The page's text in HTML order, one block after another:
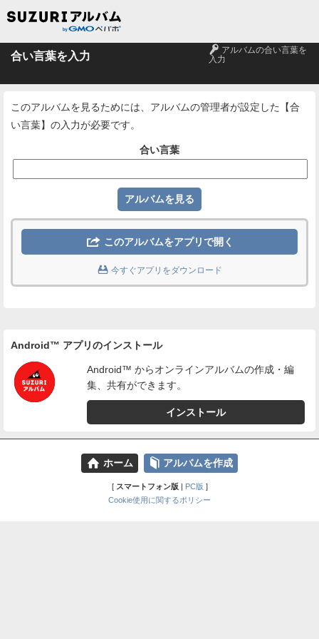
合い言葉を入力 🔑 アルバムの合い言葉を
入力
このアルバムを見るためには、アルバムの管理者が設定した【合
い言葉】の入力が必要です。
合い言葉
 このアルバムをアプリで開く
 今すぐアプリをダウンロード
Android™ アプリのインストール
Android™ からオンラインアルバムの作成・編
集、共有ができます。
インストール
⌂ ホーム 📕 アルバムを作成
[ スマートフォン版| PC版 ]
Cookie使用に関するポリシー